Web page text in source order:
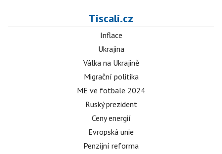
Tiscali.cz
Inflace
Ukrajina
Válka na Ukrajině
Migrační politika
ME ve fotbale 2024
Ruský prezident
Ceny energií
Evropská unie
Penzijní reforma